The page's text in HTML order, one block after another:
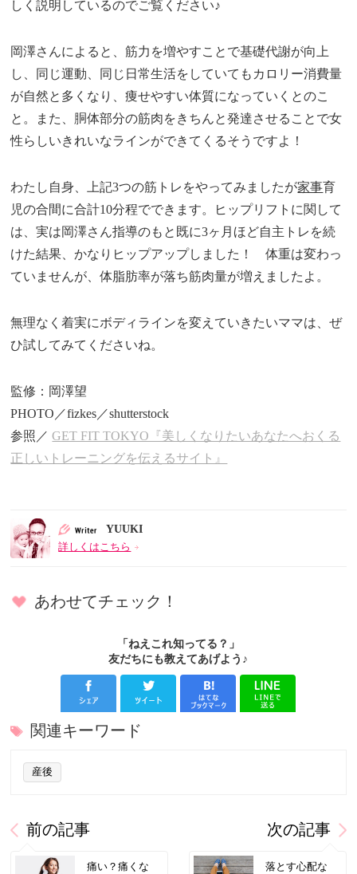
しく説明しているのでご覧ください♪
岡澤さんによると、筋力を増やすことで基礎代謝が向上
し、同じ運動、同じ日常生活をしていてもカロリー消費量
が自然と多くなり、痩せやすい体質になっていくとのこ
と。また、胴体部分の筋肉をきちんと発達させることで女
性らしいきれいなラインができてくるそうですよ！
わたし自身、上記3つの筋トレをやってみましたが家事育
児の合間に合計10分程でできます。ヒップリフトに関して
は、実は岡澤さん指導のもと既に3ヶ月ほど自主トレを続
けた結果、かなりヒップアップしました！ 体重は変わっ
ていませんが、体脂肪率が落ち筋肉量が増えましたよ。
無理なく着実にボディラインを変えていきたいママは、ぜ
ひ試してみてくださいね。
監修：岡澤望
PHOTO／fizkes／shutterstock
参照／GET FIT TOKYO『美しくなりたいあなたへおくる
正しいトレーニングを伝えるサイト』
YUUKI
詳しくはこちら
あわせてチェック！
「ねえこれ知ってる？」
友だちにも教えてあげよう♪
関連キーワード
産後
前の記事
痛い？痛くな
次の記事
落とす心配な